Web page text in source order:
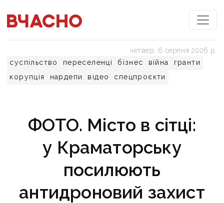
суспільство переселенці бізнес війна
гранти
корупція
нардепи відео спецпроєкти
четвер, 6 серпня 2026 р.
ФОТО. Місто в сітці:
у Краматорську
посилюють
антидроновий захист